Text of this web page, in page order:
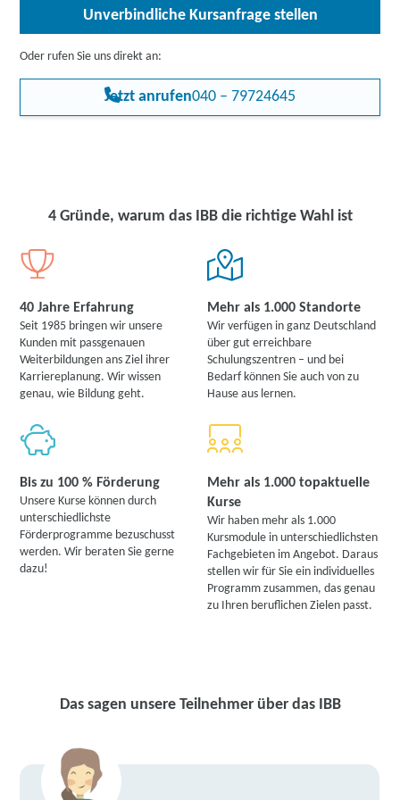
Unverbindliche Kursanfrage stellen
Oder rufen Sie uns direkt an:
Jetzt anrufen040 – 79724645
4 Gründe, warum das IBB die richtige Wahl ist
40 Jahre Erfahrung
Seit 1985 bringen wir unsere
Kunden mit passgenauen
Weiterbildungen ans Ziel ihrer
Karriereplanung. Wir wissen
genau, wie Bildung geht.
Mehr als 1.000 Standorte
Wir verfügen in ganz Deutschland
über gut erreichbare
Schulungszentren – und bei
Bedarf können Sie auch von zu
Hause aus lernen.
Bis zu 100 % Förderung
Unsere Kurse können durch
unterschiedlichste
Förderprogramme bezuschusst
werden. Wir beraten Sie gerne
dazu!
Mehr als 1.000 topaktuelle
Kurse
Wir haben mehr als 1.000
Kursmodule in unterschiedlichsten
Fachgebieten im Angebot. Daraus
stellen wir für Sie ein individuelles
Programm zusammen, das genau
zu Ihren beruflichen Zielen passt.
Das sagen unsere Teilnehmer über das IBB